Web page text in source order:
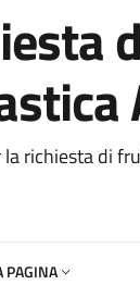
documento
richiesta di
PAGINA